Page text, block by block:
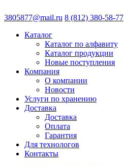
3805877@mail.ru 8 (812) 380-58-77
Каталог
Каталог по алфавиту
Каталог продукции
Новые поступления
Компания
О компании
Новости
Услуги по хранению
Доставка
Доставка
Оплата
Гарантия
Для технологов
Контакты